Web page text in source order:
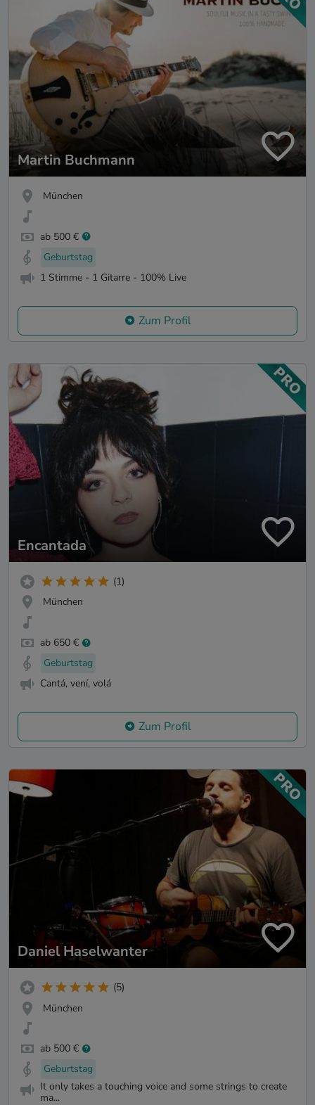
Martin Buchmann
München
ab 500 €
Geburtstag
1 Stimme - 1 Gitarre - 100% Live
Zum Profil
Encantada
(1)
München
ab 650 €
Geburtstag
Cantá, vení, volá
Zum Profil
Daniel Haselwanter
(5)
München
ab 500 €
Geburtstag
It only takes a touching voice and some strings to create
ma...